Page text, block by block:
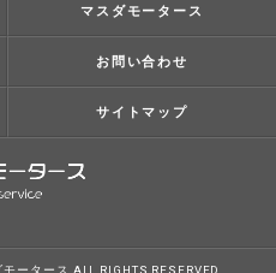
マスダモータース
お問い合わせ
サイトマップ